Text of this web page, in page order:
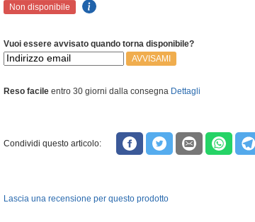
Non disponibile
Vuoi essere avvisato quando torna disponibile?
AVVISAMI
Reso facileentro 30 giorni dalla consegna Dettagli
Condividi questo articolo:
Lascia una recensione per questo prodotto